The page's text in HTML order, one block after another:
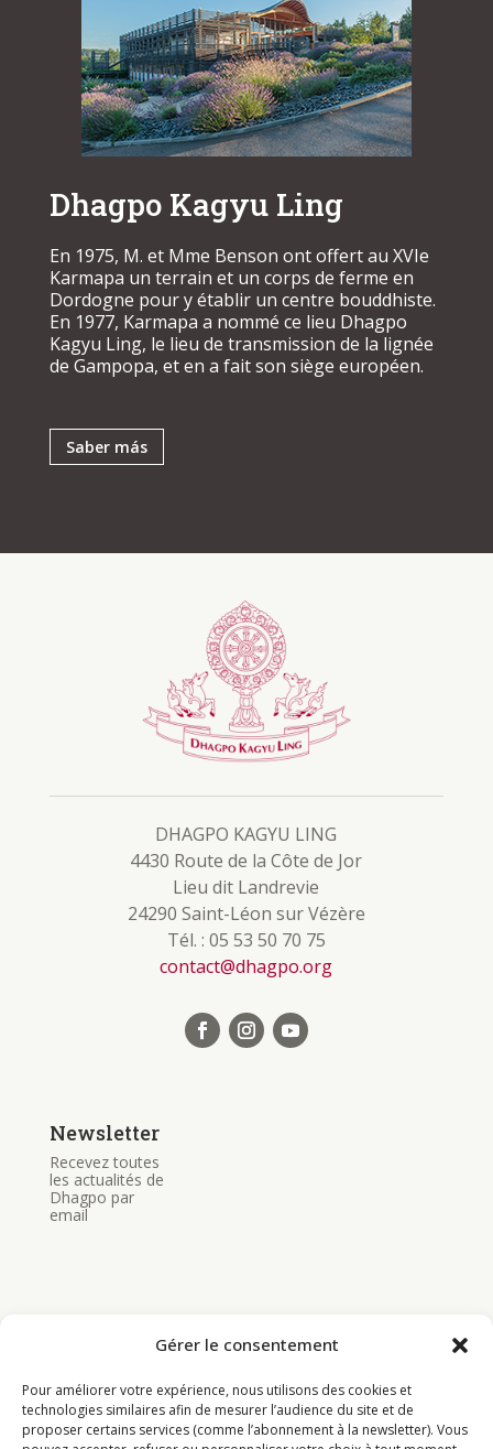
Gérer le consentement
Pour améliorer votre expérience, nous utilisons des cookies et
technologies similaires afin de mesurer l’audience du site et de
proposer certains services (comme l’abonnement à la newsletter). Vous
Dhagpo Kagyu Ling
En 1975, M. et Mme Benson ont offert au XVIe
Karmapa un terrain et un corps de ferme en
Dordogne pour y établir un centre bouddhiste.
En 1977, Karmapa a nommé ce lieu Dhagpo
Kagyu Ling, le lieu de transmission de la lignée
de Gampopa, et en a fait son siège européen.
Saber más
DHAGPO KAGYU LING
4430 Route de la Côte de Jor
Lieu dit Landrevie
24290 Saint-Léon sur Vézère
Tél. : 05 53 50 70 75
contact@dhagpo.org
Newsletter
Recevez toutes
les actualités de
Dhagpo par
email
Programme